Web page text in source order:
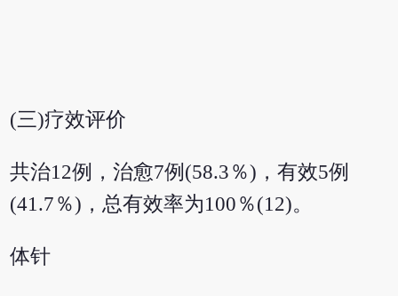
(三)疗效评价
共治12例，治愈7例(58.3％)，有效5例
(41.7％)，总有效率为100％(12)。
体针